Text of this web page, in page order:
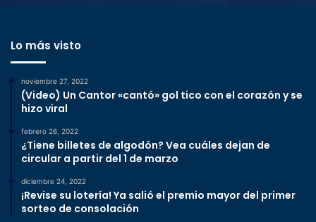
Lo más visto
noviembre 27, 2022
(Video) Un Cantor «cantó» gol tico con el corazón y se
hizo viral
febrero 26, 2022
¿Tiene billetes de algodón? Vea cuáles dejan de
circular a partir del 1 de marzo
diciembre 24, 2022
¡Revise su lotería! Ya salió el premio mayor del primer
sorteo de consolación